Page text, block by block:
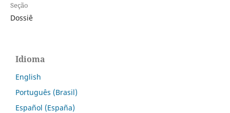
Seção
Dossiê
Idioma
English
Português (Brasil)
Español (España)